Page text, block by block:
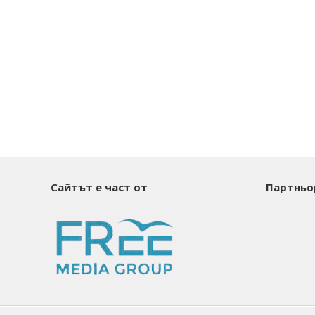
Сайтът е част от